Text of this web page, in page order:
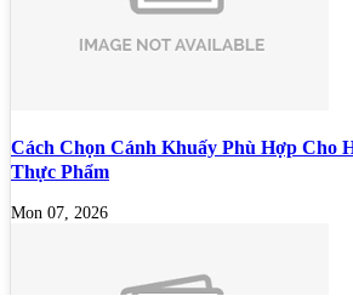
Cách Chọn Cánh Khuấy Phù Hợp Cho
Thực Phẩm
Mon 07, 2026